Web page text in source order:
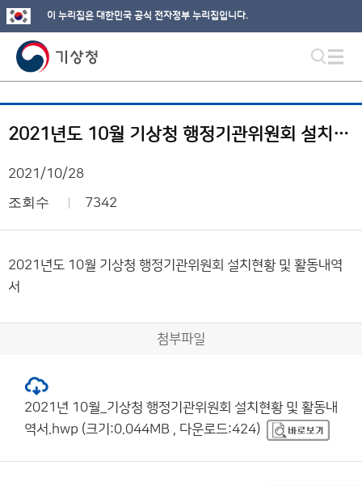
이 누리집은 대한민국 공식 전자정부 누리집입니다.
2021년도 10월 기상청 행정기관위원회 설치현황 및 활동내역서
2021/10/28
조회수 7342
2021년도 10월 기상청 행정기관위원회 설치현황 및 활동내역
서
첨부파일
2021년 10월_기상청 행정기관위원회 설치현황 및 활동내
역서.hwp (크기:0.044MB , 다운로드:424)